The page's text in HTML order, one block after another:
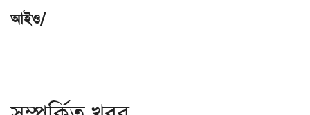
আইও/